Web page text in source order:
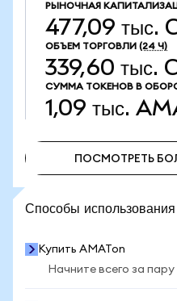
РЫНОЧНАЯ
477,09 тыс.
ОБЪЕМ ТОРГОВЛИ (24 Ч)
339,60 тыс.
СУММА ТОКЕНОВ В
1,09 тыс.
ПОСМОТРЕТЬ
Способы
Купить AMATon
Начните всего за